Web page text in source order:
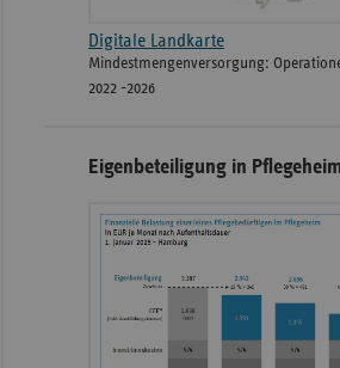
Digitale Landkarte
Mindestmengenversorgung:
2022 -2026
Eigenbeteiligung in